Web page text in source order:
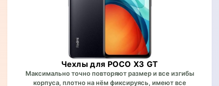
Чехлы для POCO X3 GT
Максимально точно повторяют размер и все изгибы
корпуса, плотно на нём фиксируясь, имеют все